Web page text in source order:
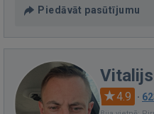
Piedāvāt pasūtījumu
Vitalijs
4.9 ·